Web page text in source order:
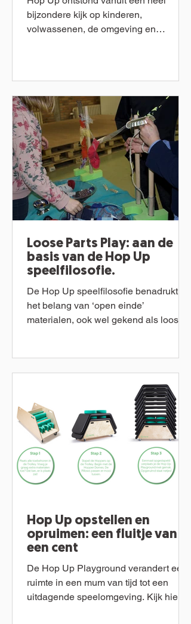
bijzondere kijk op kinderen,
volwassenen, de omgeving en
Loose Parts Play: aan de
basis van de Hop Up
speelfilosofie.
De Hop Up speelfilosofie benadrukt
het belang van ‘open einde’
materialen, ook wel gekend als loose
Hop Up opstellen en
opruimen: een fluitje van
een cent
De Hop Up Playground verandert een
ruimte in een mum van tijd tot een
uitdagende speelomgeving. Kijk hier